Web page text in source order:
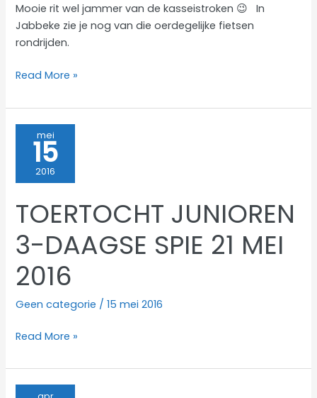
Mooie rit wel jammer van de kasseistroken 😉 In
Jabbeke zie je nog van die oerdegelijke fietsen
rondrijden.
Jabbeke
twee
man
sterk
Read More »
mei
15
2016
TOERTOCHT JUNIOREN
3-DAAGSE SPIE 21 MEI
2016
Geen categorie /15 mei 2016
TOERTOCHT
3-
DAAGSE
Read More »